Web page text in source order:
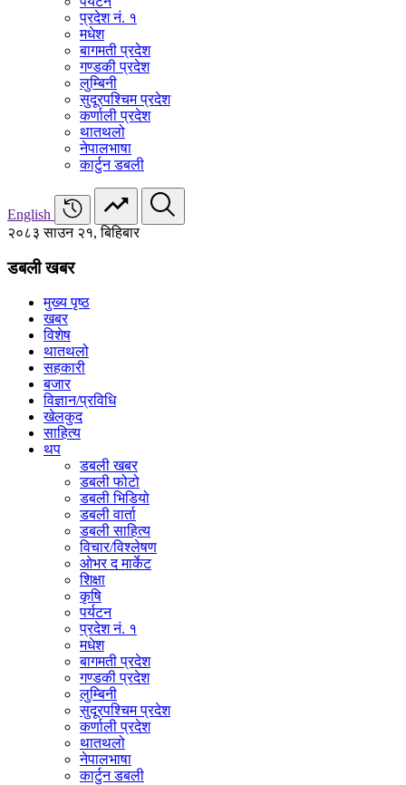
प्रदेश नं. १
मधेश
बागमती प्रदेश
गण्डकी प्रदेश
लुम्बिनी
सुदूरपश्चिम प्रदेश
कर्णाली प्रदेश
थातथलो
नेपालभाषा
कार्टुन डबली
English
२०८३ साउन २१, बिहिबार
डबली खबर
मुख्य पृष्ठ
खबर
विशेष
थातथलो
सहकारी
बजार
विज्ञान/प्रविधि
खेलकुद
साहित्य
थप
डबली खबर
डबली फोटो
डबली भिडियो
डबली वार्ता
डबली साहित्य
विचार/विश्‍लेषण
ओभर द मार्केट
शिक्षा
कृषि
पर्यटन
प्रदेश नं. १
मधेश
बागमती प्रदेश
गण्डकी प्रदेश
लुम्बिनी
सुदूरपश्चिम प्रदेश
कर्णाली प्रदेश
थातथलो
नेपालभाषा
कार्टुन डबली